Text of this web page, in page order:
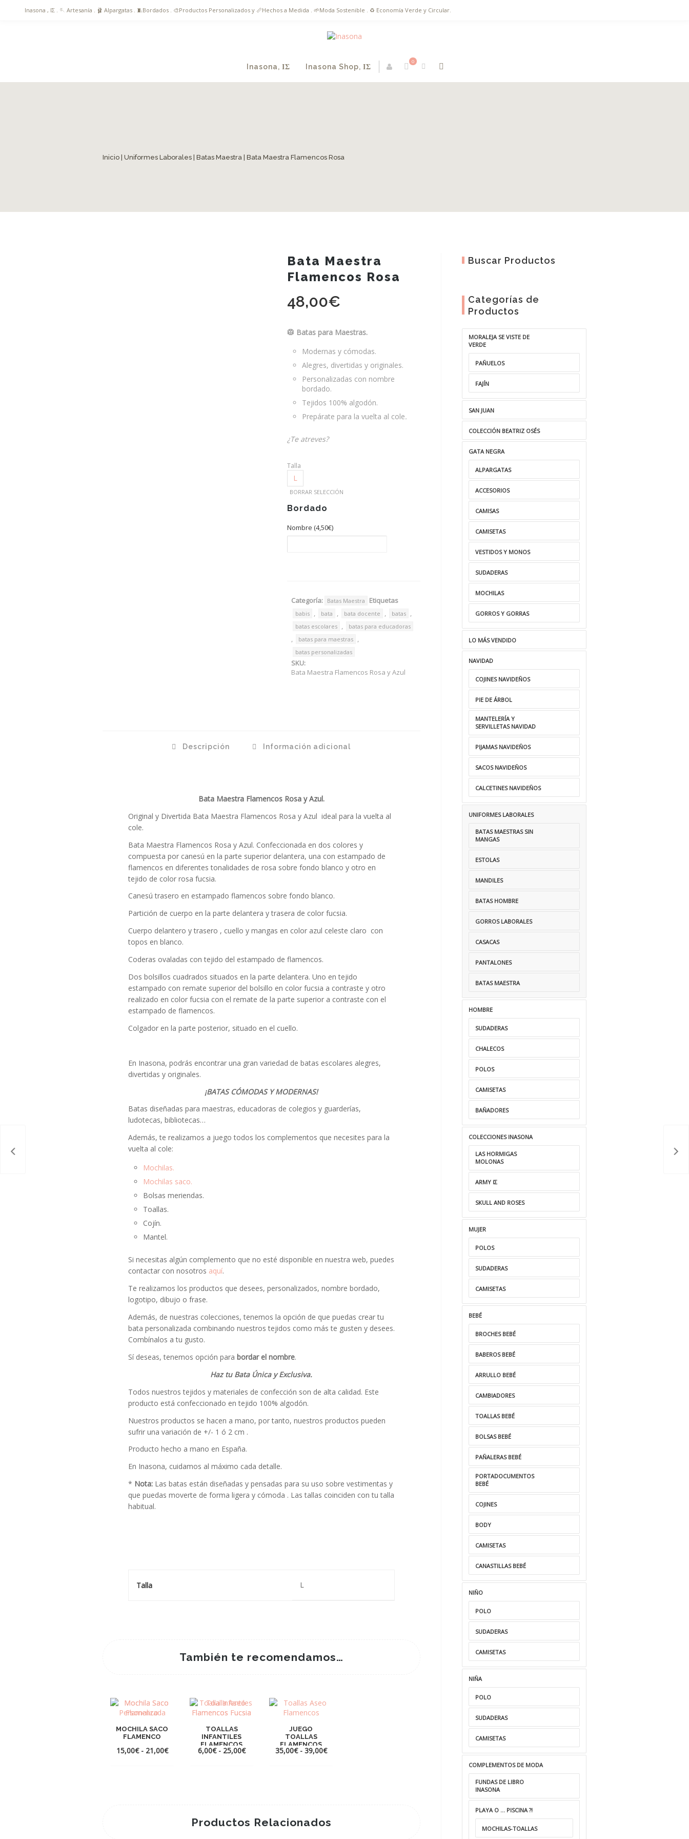
Inasona , ΙΣ . 🪡 Artesanía . 🩰 Alpargatas . 🧵Bordados . 🎨Productos Personalizados y 📏Hechos a Medida . 🌱Moda Sostenible . ♻️ Economía Verde y Circular.
0
Inasona, ΙΣ Inasona Shop, ΙΣ
Inicio Uniformes Laborales Batas Maestra | Bata Maestra Flamencos Rosa
Bata Maestra
Flamencos Rosa
48,00€
🥼 Batas para Maestras.
Modernas y cómodas.
Alegres, divertidas y originales.
Personalizadas con nombre
bordado.
Tejidos 100% algodón.
Prepárate para la vuelta al cole.
¿Te atreves?
Talla
L
BORRAR SELECCIÓN
Bordado
Nombre (4,50€)
Categoría: Batas Maestra Etiquetas
babis , bata , bata docente , batas ,
batas escolares , batas para educadoras
, batas para maestras ,
batas personalizadas
SKU:
Bata Maestra Flamencos Rosa y Azul
Descripción Información adicional
Bata Maestra Flamencos Rosa y Azul.
Original y Divertida Bata Maestra Flamencos Rosa y Azul ideal para la vuelta al
cole.
Bata Maestra Flamencos Rosa y Azul. Confeccionada en dos colores y
compuesta por canesú en la parte superior delantera, una con estampado de
flamencos en diferentes tonalidades de rosa sobre fondo blanco y otro en
tejido de color rosa fucsia.
Canesú trasero en estampado flamencos sobre fondo blanco.
Partición de cuerpo en la parte delantera y trasera de color fucsia.
Cuerpo delantero y trasero , cuello y mangas en color azul celeste claro con
topos en blanco.
Coderas ovaladas con tejido del estampado de flamencos.
Dos bolsillos cuadrados situados en la parte delantera. Uno en tejido
estampado con remate superior del bolsillo en color fucsia a contraste y otro
realizado en color fucsia con el remate de la parte superior a contraste con el
estampado de flamencos.
Colgador en la parte posterior, situado en el cuello.
En Inasona, podrás encontrar una gran variedad de batas escolares alegres,
divertidas y originales.
¡BATAS CÓMODAS Y MODERNAS!
Batas diseñadas para maestras, educadoras de colegios y guarderías,
ludotecas, bibliotecas…
Además, te realizamos a juego todos los complementos que necesites para la
vuelta al cole:
Mochilas.
Mochilas saco.
Bolsas meriendas.
Toallas.
Cojín.
Mantel.
Si necesitas algún complemento que no esté disponible en nuestra web, puedes
contactar con nosotros aquí.
Te realizamos los productos que desees, personalizados, nombre bordado,
logotipo, dibujo o frase.
Además, de nuestras colecciones, tenemos la opción de que puedas crear tu
bata personalizada combinando nuestros tejidos como más te gusten y desees.
Combínalos a tu gusto.
Sí deseas, tenemos opción para bordar el nombre.
Haz tu Bata Única y Exclusiva.
Todos nuestros tejidos y materiales de confección son de alta calidad. Este
producto está confeccionado en tejido 100% algodón.
Nuestros productos se hacen a mano, por tanto, nuestros productos pueden
sufrir una variación de +/- 1 ó 2 cm .
Producto hecho a mano en España.
En Inasona, cuidamos al máximo cada detalle.
* Nota:Las batas están diseñadas y pensadas para su uso sobre vestimentas y
que puedas moverte de forma ligera y cómoda . Las tallas coinciden con tu talla
habitual.
Talla L
También te recomendamos…
MOCHILA SACO
FLAMENCO
15,00€ - 21,00€Rango
TOALLAS
INFANTILES
FLAMENCOS
6,00€ - 25,00€Rango
JUEGO
TOALLAS
FLAMENCOS
35,00€ - 39,00€Rango
Productos Relacionados
Buscar Productos
Categorías de
Productos
MORALEJA SE VISTE DE
VERDE
PAÑUELOS
FAJÍN
SAN JUAN
COLECCIÓN BEATRIZ OSÉS
GATA NEGRA
ALPARGATAS
ACCESORIOS
CAMISAS
CAMISETAS
VESTIDOS Y MONOS
SUDADERAS
MOCHILAS
GORROS Y GORRAS
LO MÁS VENDIDO
NAVIDAD
COJINES NAVIDEÑOS
PIE DE ÁRBOL
MANTELERÍA Y
SERVILLETAS NAVIDAD
PIJAMAS NAVIDEÑOS
SACOS NAVIDEÑOS
CALCETINES NAVIDEÑOS
UNIFORMES LABORALES
BATAS MAESTRAS SIN
MANGAS
ESTOLAS
MANDILES
BATAS HOMBRE
GORROS LABORALES
CASACAS
PANTALONES
BATAS MAESTRA
HOMBRE
SUDADERAS
CHALECOS
POLOS
CAMISETAS
BAÑADORES
COLECCIONES INASONA
LAS HORMIGAS
MOLONAS
ARMY ΙΣ
SKULL AND ROSES
MUJER
POLOS
SUDADERAS
CAMISETAS
BEBÉ
BROCHES BEBÉ
BABEROS BEBÉ
ARRULLO BEBÉ
CAMBIADORES
TOALLAS BEBÉ
BOLSAS BEBÉ
PAÑALERAS BEBÉ
PORTADOCUMENTOS
BEBÉ
COJINES
BODY
CAMISETAS
CANASTILLAS BEBÉ
NIÑO
POLO
SUDADERAS
CAMISETAS
NIÑA
POLO
SUDADERAS
CAMISETAS
COMPLEMENTOS DE MODA
FUNDAS DE LIBRO
INASONA
PLAYA O ... PISCINA ?!
MOCHILAS-TOALLAS